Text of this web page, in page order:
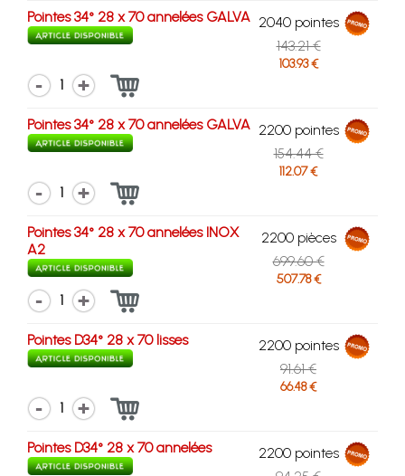
Pointes 34° 28 x 70 annelées GALVA 2040 pointes
143.21 €
103.93 €
1
Pointes 34° 28 x 70 annelées GALVA 2200 pointes
154.44 €
112.07 €
1
Pointes 34° 28 x 70 annelées INOX
A2
2200 pièces
699.60 €
507.78 €
1
Pointes D34° 28 x 70 lisses
2200 pointes
91.61 €
66.48 €
1
Pointes D34° 28 x 70 annelées
2200 pointes